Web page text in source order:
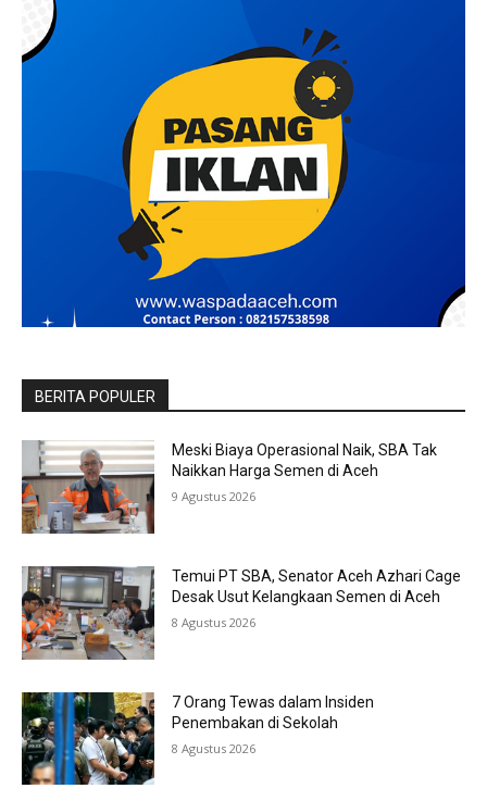
BERITA POPULER
Meski Biaya Operasional Naik, SBA Tak
Naikkan Harga Semen di Aceh
9 Agustus 2026
Temui PT SBA, Senator Aceh Azhari Cage
Desak Usut Kelangkaan Semen di Aceh
8 Agustus 2026
7 Orang Tewas dalam Insiden
Penembakan di Sekolah
8 Agustus 2026